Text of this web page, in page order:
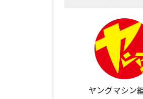
ヤングマシン